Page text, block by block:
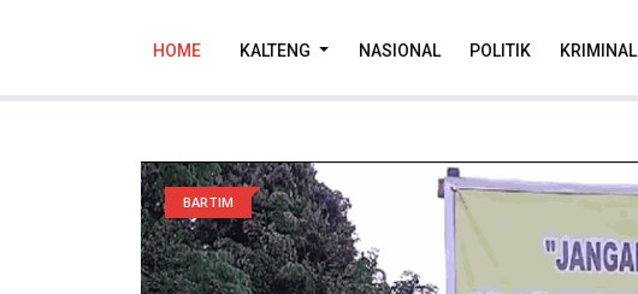
HOME KALTENG NASIONAL POLITIK KRIMINAL
BARTIM